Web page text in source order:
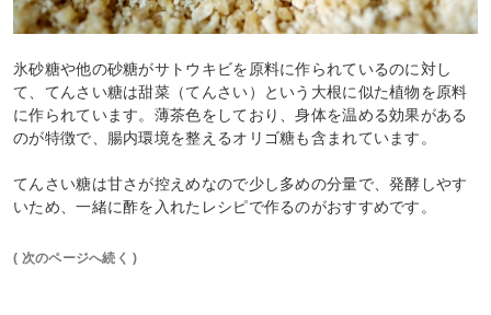
氷砂糖や他の砂糖がサトウキビを原料に作られているのに対し
て、てんさい糖は甜菜（てんさい）という大根に似た植物を原料
に作られています。薄茶色をしており、身体を温める効果がある
のが特徴で、腸内環境を整えるオリゴ糖も含まれています。
てんさい糖は甘さが控えめなので少し多めの分量で、発酵しやす
いため、一緒に酢を入れたレシピで作るのがおすすめです。
( 次のページへ続く )